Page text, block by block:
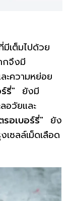
มีเต็มไปด้วย
กจึงมี
ความหย่อย
รี่" ยังมี
อวัยและ
รอเบอร์รี่" ยัง
เซลล์เม็ดเลือด